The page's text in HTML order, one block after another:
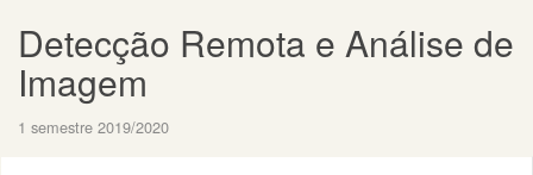
Detecção Remota e Análise de
Imagem
1 semestre 2019/2020